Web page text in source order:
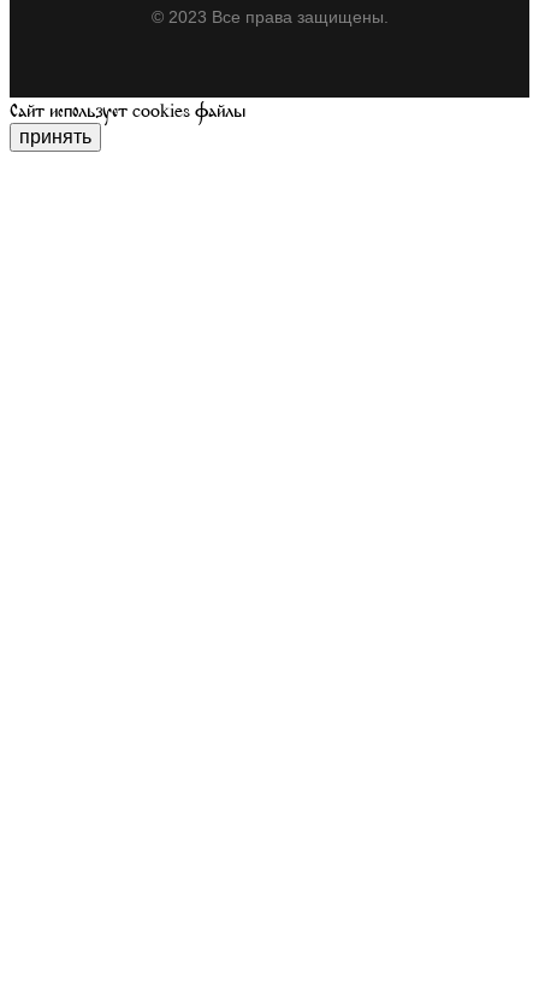
© 2023 Все права защищены.
Сайт использует cookies файлы
принять